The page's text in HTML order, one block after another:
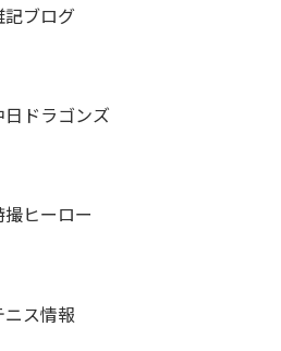
記ブログ
日ドラゴンズ
撮ヒーロー
ニス情報